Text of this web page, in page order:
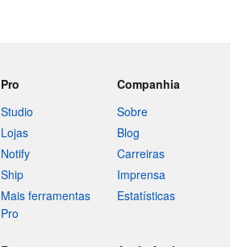
Pro
Studio
Lojas
Notify
Ship
Mais ferramentas
Pro
Companhia
Sobre
Blog
Carreiras
Imprensa
Estatísticas